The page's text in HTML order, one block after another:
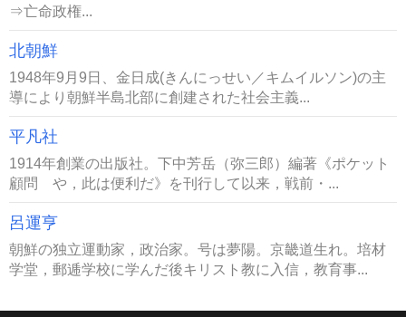
⇒亡命政権...
北朝鮮
1948年9月9日、金日成(きんにっせい／キムイルソン)の主
導により朝鮮半島北部に創建された社会主義...
平凡社
1914年創業の出版社。下中芳岳（弥三郎）編著《ポケット
顧問 や，此は便利だ》を刊行して以来，戦前・...
呂運亨
朝鮮の独立運動家，政治家。号は夢陽。京畿道生れ。培材
学堂，郵逓学校に学んだ後キリスト教に入信，教育事...